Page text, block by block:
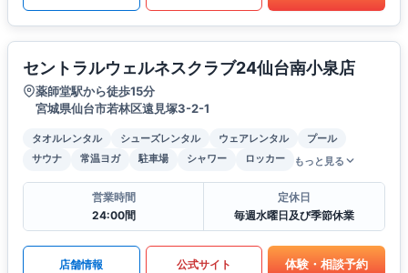
セントラルウェルネスクラブ24仙台南小泉店
薬師堂駅から徒歩15分
宮城県仙台市若林区遠見塚3-2-1
タオルレンタル シューズレンタル ウェアレンタル
プール
サウナ
常温ヨガ 駐車場 シャワー ロッカー もっと見る
営業時間
24:00間
定休日
毎週水曜日及び季節休業
店舗情報 公式サイト 体験・相談予約